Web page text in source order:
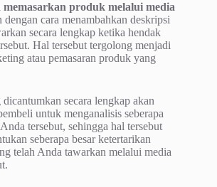
memasarkan produk melalui media
dengan cara menambahkan deskripsi
secara lengkap ketika hendak
Hal tersebut tergolong menjadi
atau pemasaran produk yang
secara lengkap akan
untuk menganalisis seberapa
tersebut, sehingga hal tersebut
seberapa besar ketertarikan
telah Anda tawarkan melalui media